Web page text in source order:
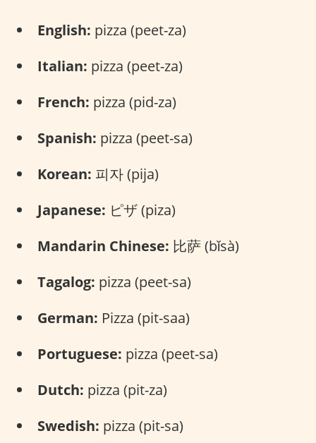
English: pizza (peet-za)
Italian: pizza (peet-za)
French: pizza (pid-za)
Spanish: pizza (peet-sa)
Korean: 피자 (pija)
Japanese: ピザ (piza)
Mandarin Chinese: 比萨 (bǐsà)
Tagalog: pizza (peet-sa)
German: Pizza (pit-saa)
Portuguese: pizza (peet-sa)
Dutch: pizza (pit-za)
Swedish: pizza (pit-sa)